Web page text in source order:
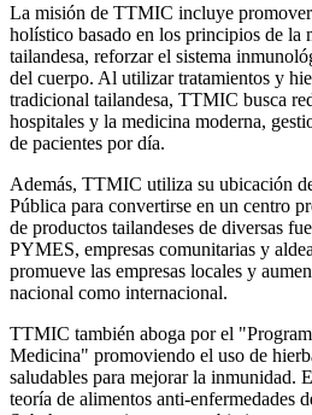
La misión de TTMIC incluye
holístico basado en los principios de la
tailandesa, reforzar el sistema
del cuerpo. Al utilizar tratamientos y
tradicional tailandesa, TTMIC busca
hospitales y la medicina moderna,
de pacientes por día.
Además, TTMIC utiliza su ubicación
Pública para convertirse en un centro
de productos tailandeses de diversas
PYMES, empresas comunitarias y
promueve las empresas locales y
nacional como internacional.
TTMIC también aboga por el
Medicina" promoviendo el uso de
saludables para mejorar la inmunidad.
teoría de alimentos anti-enfermedades